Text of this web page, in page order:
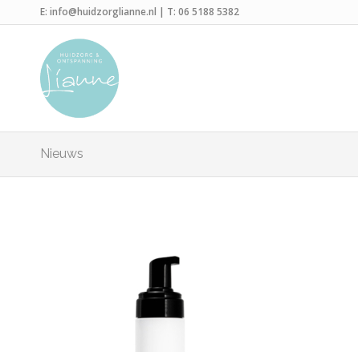
E: info@huidzorglianne.nl | T: 06 5188 5382
Nieuws